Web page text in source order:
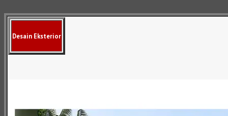
Desain Eksterior